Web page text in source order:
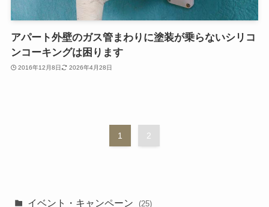
アパート外壁のガス管まわりに塗装が乗らないシリコ
ンコーキングは困ります
2016年12月8日 2026年4月28日
1 2
イベント・キャンペーン (25)